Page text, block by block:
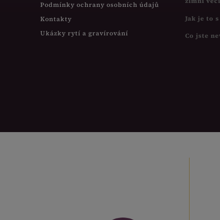
Podmínky ochrany osobních údajů
Kontakty
Ukázky rytí a gravírování
Jak je to
Co jste